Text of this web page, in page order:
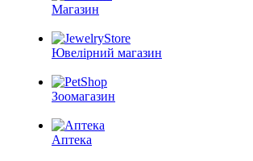
Магазин
Ювелірний магазин
Зоомагазин
Аптека